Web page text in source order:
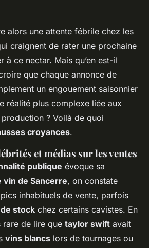
alors une attente fébrile chez les
craignent de rater une prochaine
à ce nectar. Mais qu’en est-il
que chaque annonce de
un engouement saisonnier
réalité plus complexe liée aux
? Voilà de quoi
croyances.
et médias sur les ventes
publique évoque sa
vin de Sancerre, on constate
inhabituels de vente, parfois
stock chez certains cavistes. En
rare de lire que taylor swift avait
vins blancs lors de tournages ou